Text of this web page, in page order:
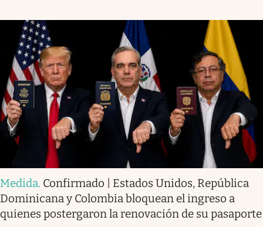
Medida. Confirmado | Estados Unidos, República
Dominicana y Colombia bloquean el ingreso a
quienes postergaron la renovación de su pasaporte